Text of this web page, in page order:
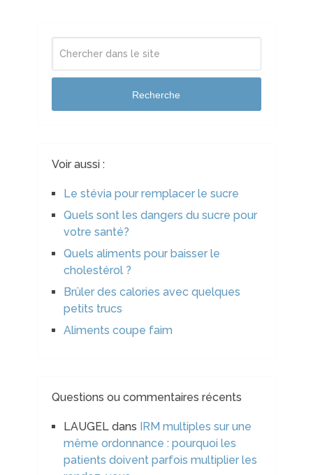
Recherche
Voir aussi :
Le stévia pour remplacer le sucre
Quels sont les dangers du sucre pour
votre santé?
Quels aliments pour baisser le
cholestérol ?
Brûler des calories avec quelques
petits trucs
Aliments coupe faim
Questions ou commentaires récents
LAUGELdans IRM multiples sur une
même ordonnance : pourquoi les
patients doivent parfois multiplier les